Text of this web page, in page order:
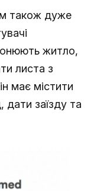
також дуже
житло,
листа з
має містити
дати заїзду та